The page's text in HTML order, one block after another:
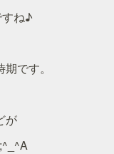
ね♪
です。
が